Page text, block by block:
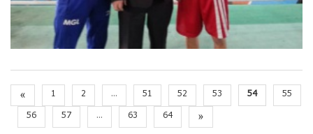
« 1 2 ... 51 52 53 54
55
56
57 ... 63 64 »